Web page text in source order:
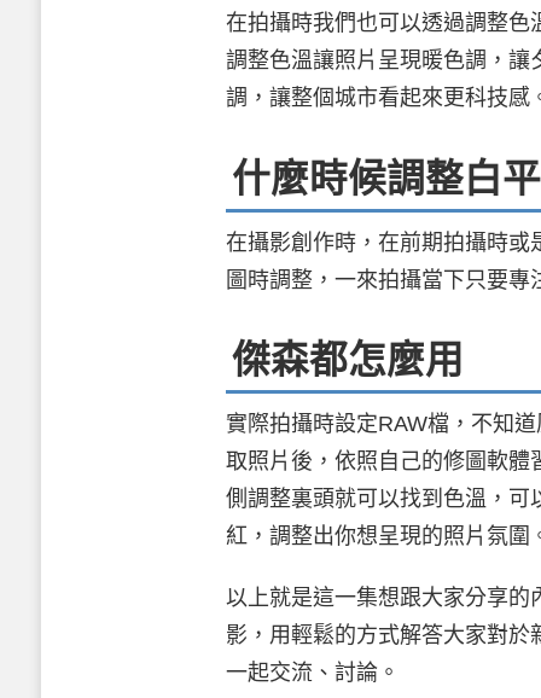
在拍攝時我們也可以透過調整
調整色溫讓照片呈現暖色調，
調，讓整個城市看起來更科技感
什麼時候調整白
在攝影創作時，在前期拍攝時
圖時調整，一來拍攝當下只要
傑森都怎麼用
實際拍攝時設定RAW檔，不知
取照片後，依照自己的修圖軟
側調整裏頭就可以找到色溫，
紅，調整出你想呈現的照片氛圍
以上就是這一集想跟大家分享
影，用輕鬆的方式解答大家對
一起交流、討論。